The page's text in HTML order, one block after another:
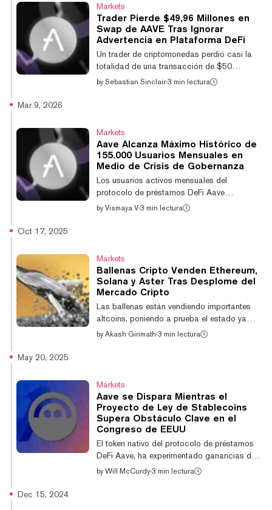
reciente de $86,15, marcando el precio más
bajo registrado desde julio de 2024. Desde
entonces ha repuntado levemente hasta
cotizar a $89,12, acumulando una caída de
casi el 17% en el último mes y más del 86%
Markets
Trader Pierde $49,96 Millones en
Swap de AAVE Tras Ignorar
Advertencia en Plataforma DeFi
Un trader de criptomonedas perdió casi la
totalidad de una transacción de $50
millones el jueves tras ejecutar un gran swap
stablecoin USDT a través de la interfaz de
Aave, según una declaración publicada en X
por el fundador de Aave, Stani Kulechov.
Dado que la orden era inusualmente grande
en relación con la liquidez disponible, l...
by Sebastian Sinclair·3 min lectura
Mar 9, 2026
Markets
Aave Alcanza Máximo Histórico de
155.000 Usuarios Mensuales en
Medio de Crisis de Gobernanza
Los usuarios activos mensuales del
protocolo de préstamos DeFi Aave
alcanzaron aproximadamente 155.000 en
más rendimiento a través de protocolos de
préstamos descentralizados, según datos de
la plataforma de análisis on-chain Token
Terminal. Sean Dawson, jefe de investigación
de la plataforma de opciones on-chain
Derive, dijo a Decrypt...
by Vismaya V·3 min lectura
Oct 17, 2025
Markets
Ballenas Cripto Venden Ethereum,
Solana y Aster Tras Desplome del
Mercado Cripto
Las ballenas están vendiendo importantes
altcoins, poniendo a prueba el estado ya
frágil del mercado cripto y obstaculizando
Market Cap to Lowest Level Since July La
capitalización total del mercado cripto ha
perdido más del 5% en las últimas 24 horas,
cayendo a $3,67 billones, según datos de
CoinGecko. Ethereum, Solana, Cardano y
otras alt...
by Akash Girimath·3 min lectura
May 20, 2025
Markets
Aave se Dispara Mientras el
Proyecto de Ley de Stablecoins
Supera Obstáculo Clave en el
Congreso de EEUU
El token nativo del protocolo de préstamos
DeFi Aave, ha experimentado ganancias de
dos dígitos en el día, repuntando junto con
by Will McCurdy·3 min lectura
Dec 15, 2024